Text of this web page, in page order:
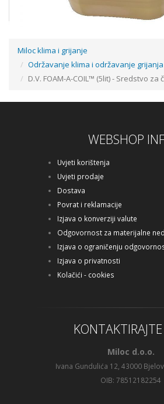
CLEAN-N-SAFE™
78,38 €
Dodaj u
Miloc klima i grijanje
Održavanje klima i održavanje
D.V. FOAM-A-COIL™ (5lit) - Sredstvo
WEBSHOP
Uvjeti korištenja
Uvjeti prodaje
Dostava
Povrat i reklamacije
Izjava o konverziji valute
Odgovornost za materijalne
Izjava o ograničenju
Izjava o privatnosti
Kolačići - cookies
Miloc d.o.o.
Ivana Gundulića 12, 43000
OIB: 78512182254